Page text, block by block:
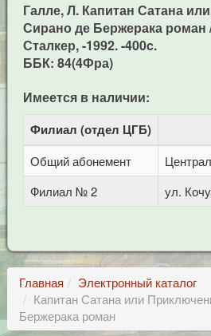
Галле, Л. Капитан Сатана
Сирано де Бержерака роман
Сталкер, -1992. -400c.
ББК: 84(4Фра)
Имеется в наличии:
Филиал (отдел ЦГБ)
Общий абонемент
Филиал № 2
ул.
Главная
Электронный каталог
Капитан Сатана или
Бержерака роман